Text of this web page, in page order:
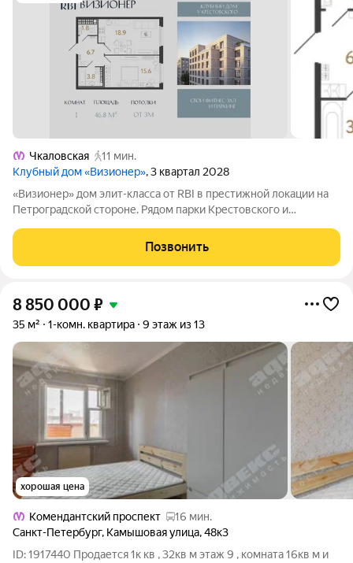
Чкаловская
11 мин.
Клубный дом «Визионер», 3 квартал 2028
«Визионер» дом элит-класса от RBI в престижной локации на
Петроградской стороне. Рядом парки Крестовского и
формат на 225 квартир: есть лоты с кухнями-гостиными,
мастер-спальнями и эркерами.
Позвонить
8 850 000 ₽
35 м² 1-комн. квартира 9 этаж из 13
хорошая цена
Комендантский проспект
16 мин.
Санкт-Петербург, Камышовая улица,48к3
ID: 1917440 Продается 1к кв , 32кв м этаж 9 , комната 16кв м и